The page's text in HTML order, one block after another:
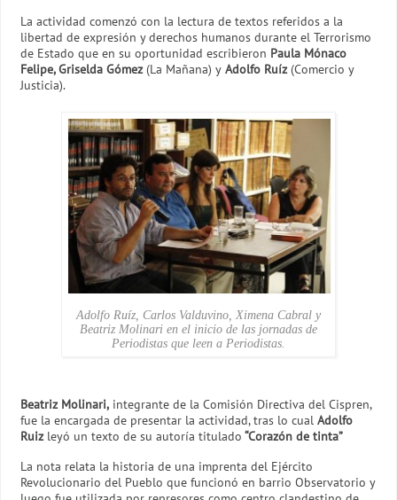
La actividad comenzó con la lectura de textos referidos a la
libertad de expresión y derechos humanos durante el Terrorismo
de Estado que en su oportunidad escribieron Paula Mónaco
Felipe, Griselda Gómez(La Mañana) y Adolfo Ruíz(Comercio y
Justicia).
Adolfo Ruíz, Carlos Valduvino, Ximena Cabral y
Beatriz Molinari en el inicio de las jornadas de
Periodistas que leen a Periodistas.
Beatriz Molinari, integrante de la Comisión Directiva del Cispren,
fue la encargada de presentar la actividad, tras lo cual Adolfo
Ruizleyó un texto de su autoría titulado “Corazón de tinta”
La nota relata la historia de una imprenta del Ejército
Revolucionario del Pueblo que funcionó en barrio Observatorio y